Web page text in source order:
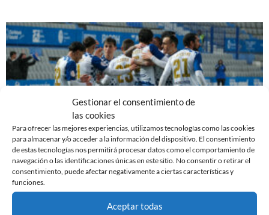
Gestionar el consentimiento de
las cookies
Para ofrecer las mejores experiencias, utilizamos tecnologías como las cookies
para almacenar y/o acceder a la información del dispositivo. El consentimiento
de estas tecnologías nos permitirá procesar datos como el comportamiento de
navegación o las identificaciones únicas en este sitio. No consentir o retirar el
consentimiento, puede afectar negativamente a ciertas características y
funciones.
Aceptar todas
PREVIA | CE SABADELL – CULTURAL LEONESA
9 de marzo de 2024